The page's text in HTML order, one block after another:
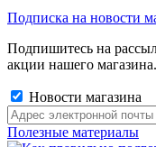
Подписка на новости
Подпишитесь на
акции нашего магазина.
Новости магазина
Полезные материалы